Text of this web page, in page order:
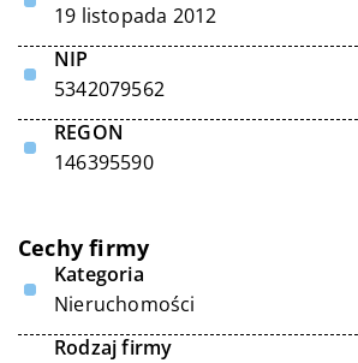
19 listopada 2012
NIP
5342079562
REGON
146395590
Cechy firmy
Kategoria
Nieruchomości
Rodzaj firmy